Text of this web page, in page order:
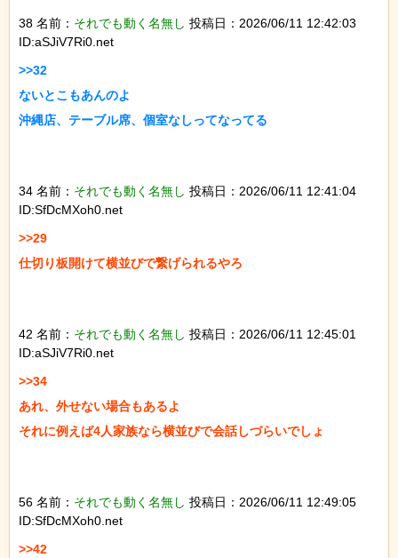
38 名前： それでも動く名無し 投稿日：2026/06/11 12:42:03
ID:aSJiV7Ri0.net
>>32
ないとこもあんのよ
沖縄店、テーブル席、個室なしってなってる
34 名前： それでも動く名無し 投稿日：2026/06/11 12:41:04
ID:SfDcMXoh0.net
>>29
仕切り板開けて横並びで繋げられるやろ
42 名前： それでも動く名無し 投稿日：2026/06/11 12:45:01
ID:aSJiV7Ri0.net
>>34
あれ、外せない場合もあるよ
それに例えば4人家族なら横並びで会話しづらいでしょ
56 名前： それでも動く名無し 投稿日：2026/06/11 12:49:05
ID:SfDcMXoh0.net
>>42